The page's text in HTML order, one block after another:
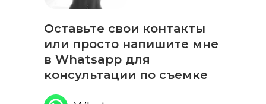
Оставьте свои контакты
или просто напишите мне
в Whatsapp для
консультации по съемке